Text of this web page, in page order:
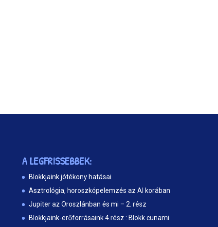
A LEGFRISSEBBEK:
Blokkjaink jótékony hatásai
Asztrológia, horoszkópelemzés az AI korában
Jupiter az Oroszlánban és mi – 2. rész
Blokkjaink-erőforrásaink 4.rész : Blokk cunami